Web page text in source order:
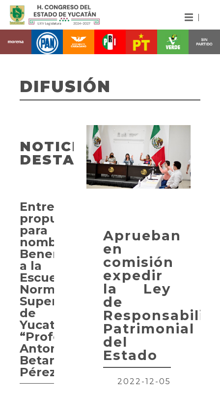
DIFUSIÓN
Aprueban
en
comisión
expedir
la Ley
de
Patrimonial
del
Estado
2022-12-05
NOTICIAS
DESTACADAS
Entregan
propuesta
para
nombrar
Benemérita
a la
Escuela
Normal
Superior
de
Yucatán
“Profesor
Antonio
Betancourt
Pérez”